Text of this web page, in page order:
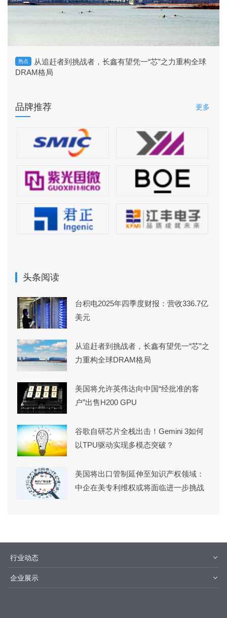
热点
从追赶者到挑战者，长鑫有望凭一“芯”之力重构全球
DRAM格局
品牌推荐 更多
头条阅读
台积电2025年四季度财报：营收336.7亿
美元
从追赶者到挑战者，长鑫有望凭一“芯”之
力重构全球DRAM格局
美国将允许英伟达向中国“经批准的客
户”出售H200 GPU
谷歌自研芯片全栈出击！Gemini 3如何
以TPU驱动实现多模态突破？
美国将出口管制延伸至知识产权领域：
中企在美专利维权或将面临进一步挑战
行业动态
企业展示